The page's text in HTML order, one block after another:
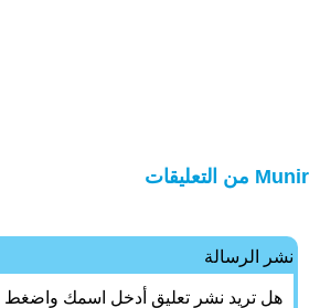
Munir من التعليقات
نشر الرسالة
هل تريد نشر تعليق أدخل اسمك واضغط